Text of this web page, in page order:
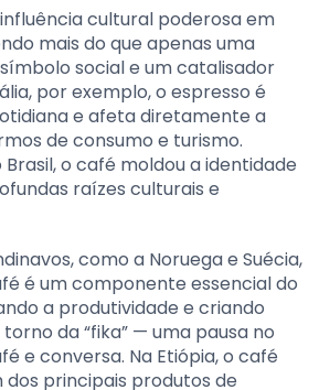
cultural poderosa em
mais do que apenas uma
social e um catalisador
por exemplo, o espresso é
e afeta diretamente a
de consumo e turismo.
Brasil, o café moldou a identidade
raízes culturais e
como a Noruega e Suécia,
é um componente essencial do
a produtividade e criando
da “fika” — uma pausa no
e conversa. Na Etiópia, o café
dos principais produtos de